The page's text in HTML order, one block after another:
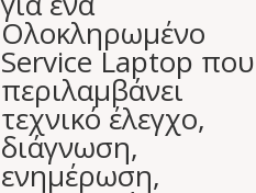
Ολοκληρωμένο
Service Laptop που
περιλαμβάνει
τεχνικό έλεγχο,
διάγνωση,
ενημέρωση,